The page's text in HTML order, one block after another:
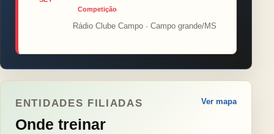
Competição
Rádio Clube Campo · Campo grande/MS
ENTIDADES FILIADAS
Onde treinar
Ver mapa